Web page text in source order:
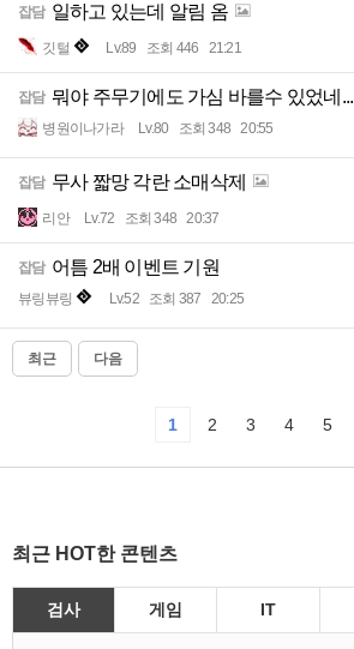
잡담 일하고 있는데 알림 옴
깃털 Lv.89 조회 446 21:21
잡담 뭐야 주무기에도 가심 바를수 있었네...
병원이나가라 Lv.80 조회 348 20:55
잡담 무사 짧망 각란 소매삭제
리안 Lv.72 조회 348 20:37
잡담 어틈 2배 이벤트 기원
뷰링뷰링 Lv.52 조회 387 20:25
최근 다음
1 2 3 4 5
최근 HOT한 콘텐츠
검사 게임 IT